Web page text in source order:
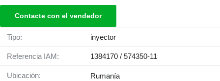
Contacte con el vendedor
Tipo: inyector
Referencia IAM: 1384170 / 574350-11
Ubicación:
Rumanía